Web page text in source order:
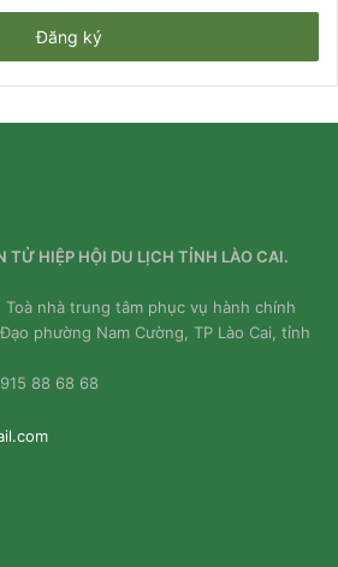
TỬ HIỆP HỘI DU LỊCH TỈNH LÀO CAI.
Toà nhà trung tâm phục vụ hành chính
phường Nam Cường, TP Lào Cai, tỉnh
88 68 68